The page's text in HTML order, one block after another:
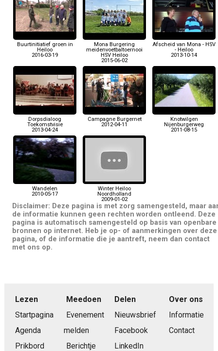
Buurtinitiatief groen in
Heiloo
2016-03-19
Mona Burgering
meidenvoetbaltoernooi
HSV Heiloo
2015-06-02
Afscheid van Mona - HSV
- Heiloo
2013-10-14
Dorpsdialoog
Toekomstvisie
2013-04-24
Campagne Burgernet
2012-04-11
Knotwilgen
Nijenburgerweg
2011-08-15
Wandelen
2010-05-17
Winter Heiloo
Noordholland
2009-01-02
Disclaimer: Deze pagina is met zorg samengesteld, maar
de informatie kunnen geen rechten worden ontleend. Deze
pagina is automatisch samengesteld op basis van openbare
bronnen op internet. Heb je op- of aanmerkingen over deze
pagina, of de informatie die je aantreft, neem dan contact
met ons op.
Lezen
Startpagina
Agenda
Prikbord
Meedoen
Evenement
melden
Berichtje
Delen
Nieuwsbrief
Facebook
LinkedIn
Over ons
Informatie
Contact